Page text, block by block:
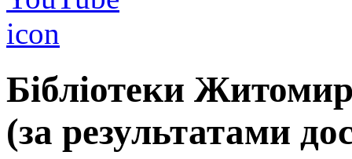
Бібліотеки
(за результатами